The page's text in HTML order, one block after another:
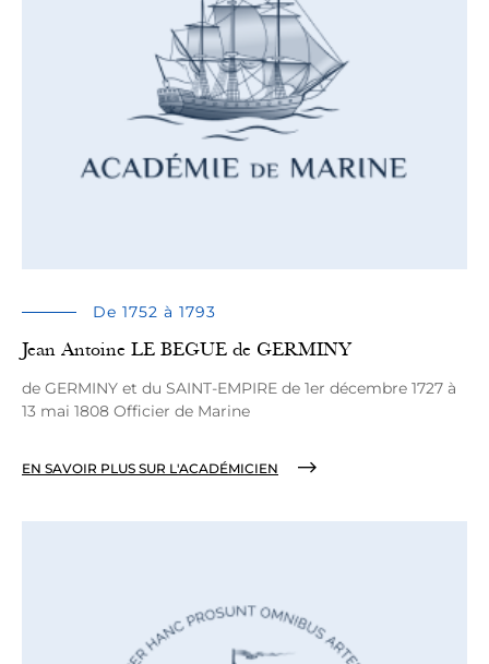
De 1752 à 1793
Jean Antoine LE BEGUE de GERMINY
de GERMINY et du SAINT-EMPIRE de 1er décembre 1727 à
13 mai 1808 Officier de Marine
EN SAVOIR PLUS SUR L'ACADÉMICIEN